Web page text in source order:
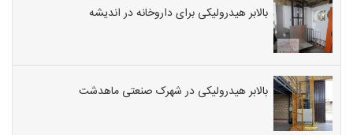
بالابر هیدرولیکی برای داروخانه در اندیشه
بالابر هیدرولیکی در شهرک صنعتی ماهدشت